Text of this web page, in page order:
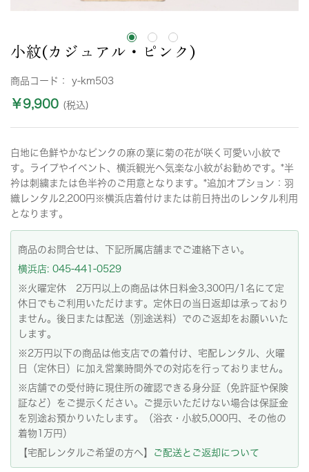
小紋(カジュアル・ピンク)
商品コード： y-km503
￥9,900 (税込)
白地に色鮮やかなピンクの麻の葉に菊の花が咲く可愛い小紋で
す。ライプやイベント、横浜観光へ気楽な小紋がお勧めです。*半
衿は刺繍または色半衿のご用意となります。*追加オプション：羽
織レンタル2,200円※横浜店着付けまたは前日持出のレンタル利用
となります。
商品のお問合せは、下記所属店舗までご連絡下さい。
横浜店: 045-441-0529
※火曜定休 2万円以上の商品は休日料金3,300円/1名にて定
休日でもご利用いただけます。定休日の当日返却は承っており
ません。後日または配送（別途送料）でのご返却をお願いいた
します。
※2万円以下の商品は他支店での着付け、宅配レンタル、火曜
日（定休日）に加え営業時間外での対応を行っておりません。
※店舗での受付時に現住所の確認できる身分証（免許証や保険
証など）をご提示ください。ご提示いただけない場合は保証金
を別途お預かりいたします。（浴衣・小紋5,000円、その他の
着物1万円）
【宅配レンタルご希望の方へ】
ご配送とご返却について